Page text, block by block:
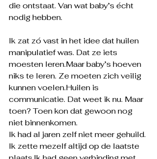
die ontstaat. Van wat baby’s écht
nodig hebben.
Ik zat zó vast in het idee dat huilen
manipulatief was. Dat ze iets
moesten leren.Maar baby’s hoeven
niks te leren. Ze moeten zich veilig
kunnen voelen.Huilen is
communicatie. Dat weet ik nu. Maar
toen? Toen kon dat gewoon nog
niet binnenkomen.
Ik had al jaren zelf niet meer gehuild.
Ik zette mezelf altijd op de laatste